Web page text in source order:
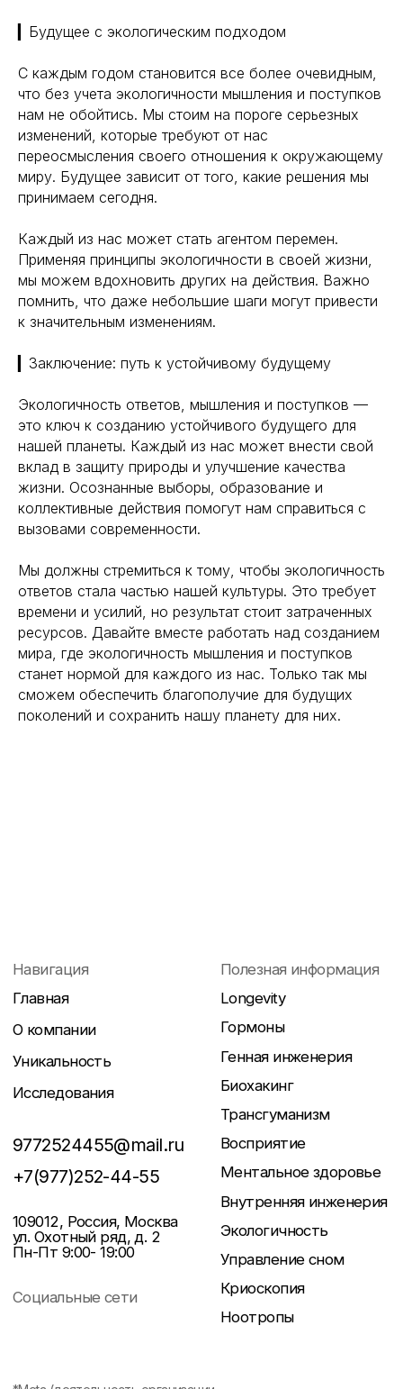
▎Будущее с экологическим подходом
С каждым годом становится все более очевидным,
что без учета экологичности мышления и поступков
нам не обойтись. Мы стоим на пороге серьезных
изменений, которые требуют от нас
переосмысления своего отношения к окружающему
миру. Будущее зависит от того, какие решения мы
принимаем сегодня.
Каждый из нас может стать агентом перемен.
Применяя принципы экологичности в своей жизни,
мы можем вдохновить других на действия. Важно
помнить, что даже небольшие шаги могут привести
к значительным изменениям.
▎Заключение: путь к устойчивому будущему
Экологичность ответов, мышления и поступков —
это ключ к созданию устойчивого будущего для
нашей планеты. Каждый из нас может внести свой
вклад в защиту природы и улучшение качества
жизни. Осознанные выборы, образование и
коллективные действия помогут нам справиться с
вызовами современности.
Мы должны стремиться к тому, чтобы экологичность
ответов стала частью нашей культуры. Это требует
времени и усилий, но результат стоит затраченных
ресурсов. Давайте вместе работать над созданием
мира, где экологичность мышления и поступков
станет нормой для каждого из нас. Только так мы
сможем обеспечить благополучие для будущих
поколений и сохранить нашу планету для них.
©2025. All rights